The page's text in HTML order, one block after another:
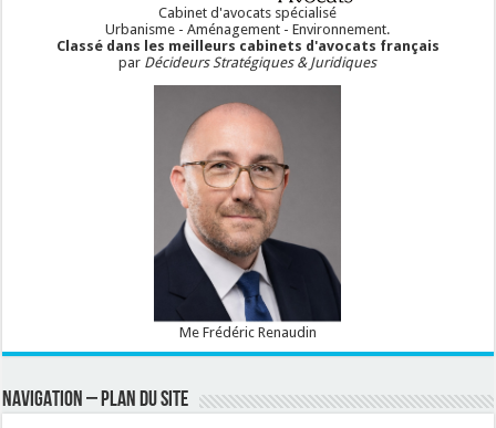
Cabinet d'avocats spécialisé
Urbanisme - Aménagement - Environnement.
Classé dans les meilleurs cabinets d'avocats français
par Décideurs Stratégiques & Juridiques
Me Frédéric Renaudin
NAVIGATION – PLAN DU SITE